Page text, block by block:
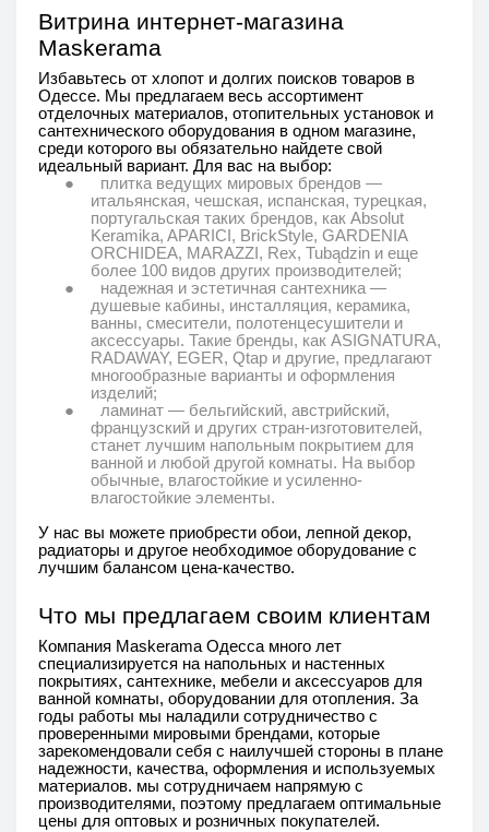
Витрина интернет-магазина
Maskerama
Избавьтесь от хлопот и долгих поисков товаров в
Одессе. Мы предлагаем весь ассортимент
отделочных материалов, отопительных установок и
сантехнического оборудования в одном магазине,
среди которого вы обязательно найдете свой
идеальный вариант. Для вас на выбор:
●
плитка ведущих мировых брендов —
итальянская, чешская, испанская, турецкая,
португальская таких брендов, как Absolut
Keramika, APARICI, BrickStyle, GARDENIA
ORCHIDEA, MARAZZI, Rex, Tubądzin и еще
более 100 видов других производителей;
●
надежная и эстетичная сантехника —
душевые кабины, инсталляция, керамика,
ванны, смесители, полотенцесушители и
аксессуары. Такие бренды, как ASIGNATURA,
RADAWAY, EGER, Qtap и другие, предлагают
многообразные варианты и оформления
изделий;
●
ламинат — бельгийский, австрийский,
французский и других стран-изготовителей,
станет лучшим напольным покрытием для
ванной и любой другой комнаты. На выбор
обычные, влагостойкие и усиленно-
влагостойкие элементы.
У нас вы можете приобрести обои, лепной декор,
радиаторы и другое необходимое оборудование с
лучшим балансом цена-качество.
Что мы предлагаем своим клиентам
Компания Maskerama Одесса много лет
специализируется на напольных и настенных
покрытиях, сантехнике, мебели и аксессуаров для
ванной комнаты, оборудовании для отопления. За
годы работы мы наладили сотрудничество с
проверенными мировыми брендами, которые
зарекомендовали себя с наилучшей стороны в плане
надежности, качества, оформления и используемых
материалов. мы сотрудничаем напрямую с
производителями, поэтому предлагаем оптимальные
цены для оптовых и розничных покупателей.